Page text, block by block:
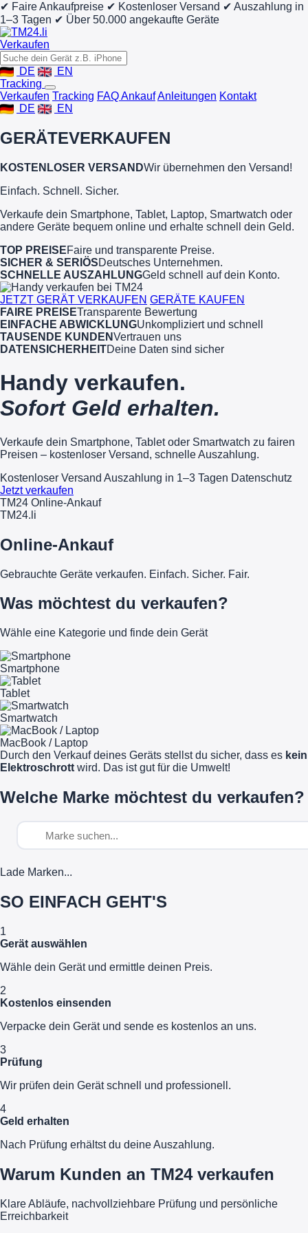
✔ Faire Ankaufpreise ✔ Kostenloser Versand ✔ Auszahlung in
1–3 Tagen ✔ Über 50.000 angekaufte Geräte
Verkaufen
DE
EN
Tracking
Verkaufen Tracking FAQ AnkaufAnleitungen Kontakt
DE
EN
GERÄTEVERKAUFEN
KOSTENLOSER VERSANDWir übernehmen den Versand!
Einfach. Schnell. Sicher.
Verkaufe dein Smartphone, Tablet, Laptop, Smartwatch oder
andere Geräte bequem online und erhalte schnell dein Geld.
TOP PREISEFaire und transparente Preise.
SICHER & SERIÖSDeutsches Unternehmen.
SCHNELLE AUSZAHLUNGGeld schnell auf dein Konto.
JETZT GERÄT VERKAUFEN GERÄTE KAUFEN
FAIRE PREISETransparente Bewertung
EINFACHE ABWICKLUNGUnkompliziert und schnell
TAUSENDE KUNDENVertrauen uns
DATENSICHERHEITDeine Daten sind sicher
Handy verkaufen.
Sofort Geld erhalten.
Verkaufe dein Smartphone, Tablet oder Smartwatch zu fairen
Preisen – kostenloser Versand, schnelle Auszahlung.
Kostenloser Versand Auszahlung in 1–3 Tagen Datenschutz
Jetzt verkaufen
TM24 Online-Ankauf
TM24.li
Online-Ankauf
Gebrauchte Geräte verkaufen. Einfach. Sicher. Fair.
Was möchtest du verkaufen?
Wähle eine Kategorie und finde dein Gerät
Smartphone
Tablet
Smartwatch
MacBook / Laptop
Durch den Verkauf deines Geräts stellst du sicher, dass es kein
Elektroschrott wird. Das ist gut für die Umwelt!
Welche Marke möchtest du verkaufen?
Lade Marken...
SO EINFACH GEHT'S
1
Gerät auswählen
Wähle dein Gerät und ermittle deinen Preis.
2
Kostenlos einsenden
Verpacke dein Gerät und sende es kostenlos an uns.
3
Prüfung
Wir prüfen dein Gerät schnell und professionell.
4
Geld erhalten
Nach Prüfung erhältst du deine Auszahlung.
Warum Kunden an TM24 verkaufen
Klare Abläufe, nachvollziehbare Prüfung und persönliche
Erreichbarkeit